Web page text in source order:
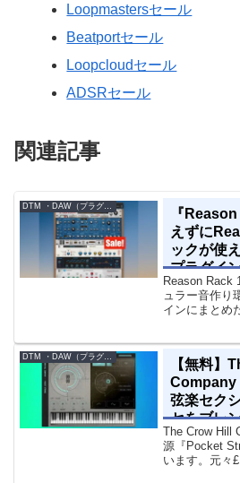
Loopmastersセール
Beatportセール
Loopcloudセール
ADSRセール
関連記事
『
えずに
ックが使
プラグイ
Reason Rack
ュラー音作り
インにまとめ
乗り換えるこ
【無料】
Company
弦楽セク
セをブレ
ス音源プ
The Crow Hill
源『Pocket
います。元々
す。『